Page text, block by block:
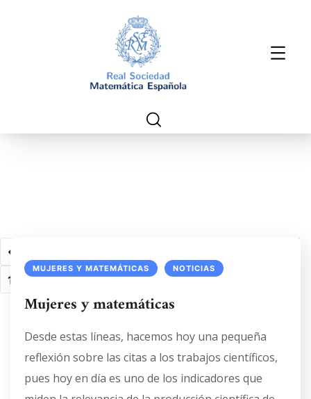
MUJERES Y MATEMÁTICAS NOTICIAS
Mujeres y matemáticas
Desde estas líneas, hacemos hoy una pequeña
reflexión sobre las citas a los trabajos científicos,
pues hoy en día es uno de los indicadores que
10